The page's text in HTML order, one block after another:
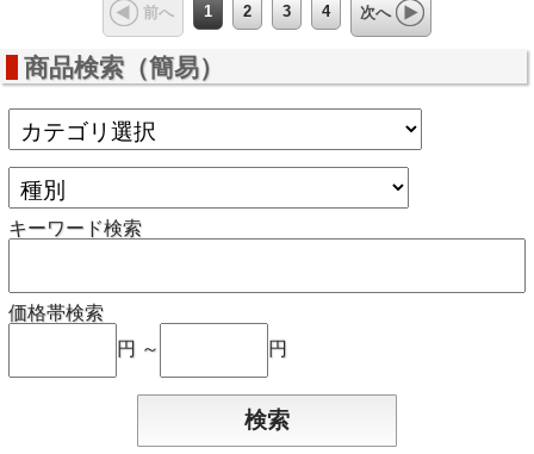
前へ 1 2 3 4 次へ
商品検索（簡易）
キーワード検索
価格帯検索
円 ～
円